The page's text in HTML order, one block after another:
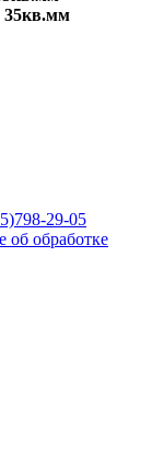
35кв.мм
29-05
об обработке